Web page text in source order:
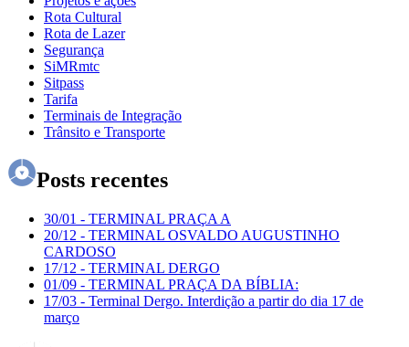
Rota Cultural
Rota de Lazer
Segurança
SiMRmtc
Sitpass
Tarifa
Terminais de Integração
Trânsito e Transporte
Posts recentes
30/01 - TERMINAL PRAÇA A
20/12 - TERMINAL OSVALDO AUGUSTINHO
CARDOSO
17/12 - TERMINAL DERGO
01/09 - TERMINAL PRAÇA DA BÍBLIA:
17/03 - Terminal Dergo. Interdição a partir do dia 17 de
março